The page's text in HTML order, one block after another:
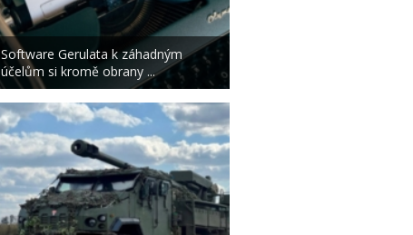
Software Gerulata k záhadným
účelům si kromě obrany ...